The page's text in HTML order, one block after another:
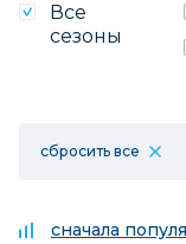
Все
сезоны
сбросить все
сначала